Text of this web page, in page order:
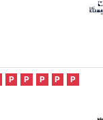
P P P P P